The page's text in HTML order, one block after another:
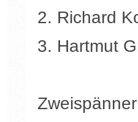
2. Richard
3. Hartmut